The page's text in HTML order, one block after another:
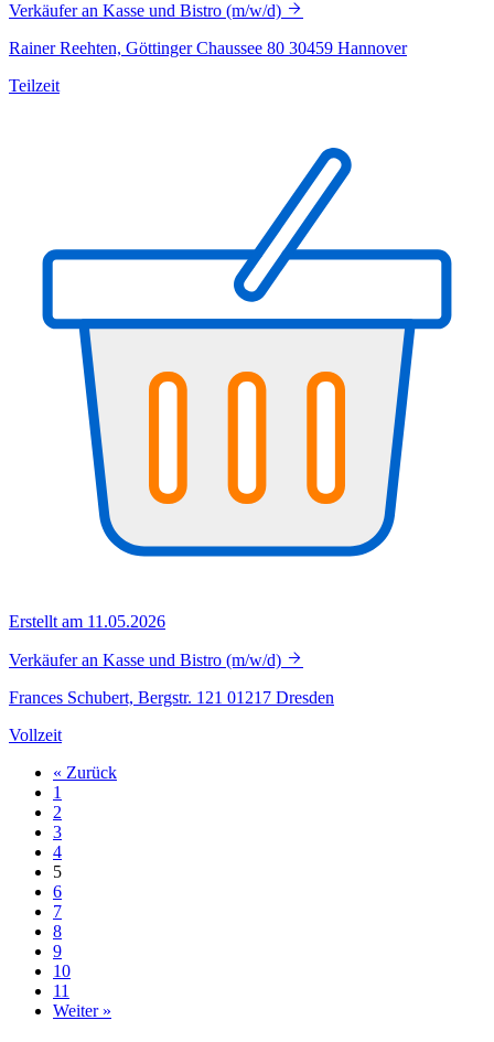
Verkäufer an Kasse und Bistro (m/w/d)
Rainer Reehten, Göttinger Chaussee 80 30459 Hannover
Teilzeit
Erstellt am 11.05.2026
Verkäufer an Kasse und Bistro (m/w/d)
Frances Schubert, Bergstr. 121 01217 Dresden
Vollzeit
« Zurück
1
2
3
4
5
6
7
8
9
10
11
Weiter »